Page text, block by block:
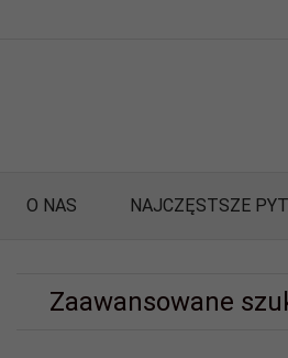
O NAS NAJCZĘSTSZE
Zaawansowane